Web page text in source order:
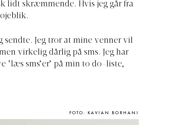
lidt skræmmende. Hvis jeg går fra
sendte. Jeg tror at mine venner vil
virkelig dårlig på sms. Jeg har
’læs sms’er’ på min to do-liste,
FOTO: KAVIAN BORHANI